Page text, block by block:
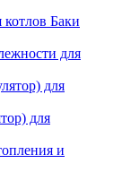
Баки
для
для